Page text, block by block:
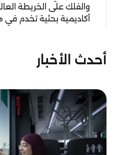
والفلك على الخريطة
أكاديمية بحثية تخدم
أحدث الأخبار